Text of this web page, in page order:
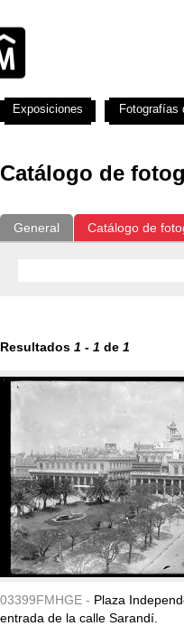
Catálogo de
General Catálogo de
Resultados 1 - 1 de 1
03399FMHGE - Plaza
entrada de la calle Sarandí.
Exposiciones Fotografías